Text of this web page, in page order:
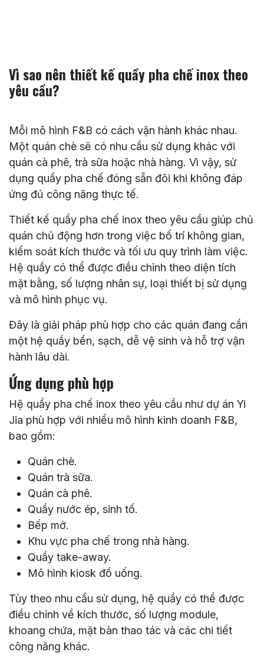
Vì sao nên thiết kế quầy pha chế inox theo
yêu cầu?
Một quán chè sẽ có nhu cầu sử dụng khác với
quán cà phê, trà sữa hoặc nhà hàng. Vì vậy, sử
dụng quầy pha chế đóng sẵn đôi khi không đáp
ứng đủ công năng thực tế.
Thiết kế quầy pha chế inox theo yêu cầu giúp chủ
quán chủ động hơn trong việc bố trí không gian,
kiểm soát kích thước và tối ưu quy trình làm việc.
mặt bằng, số lượng nhân sự, loại thiết bị sử dụng
và mô hình phục vụ.
Đây là giải pháp phù hợp cho các quán đang cần
một hệ quầy bền, sạch, dễ vệ sinh và hỗ trợ vận
hành lâu dài.
Ứng dụng phù hợp
Jia phù hợp với nhiều mô hình kinh doanh F&B,
bao gồm:
Quán chè.